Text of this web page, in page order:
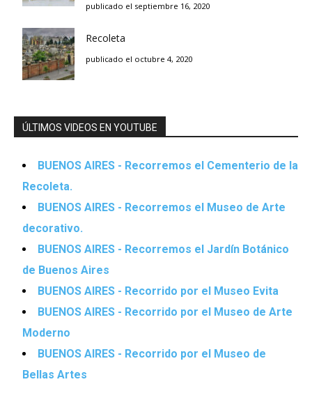
publicado el septiembre 16, 2020
Recoleta
publicado el octubre 4, 2020
ÚLTIMOS VIDEOS EN YOUTUBE
BUENOS AIRES - Recorremos el Cementerio de la
Recoleta.
BUENOS AIRES - Recorremos el Museo de Arte
decorativo.
BUENOS AIRES - Recorremos el Jardín Botánico
de Buenos Aires
BUENOS AIRES - Recorrido por el Museo Evita
BUENOS AIRES - Recorrido por el Museo de Arte
Moderno
BUENOS AIRES - Recorrido por el Museo de
Bellas Artes